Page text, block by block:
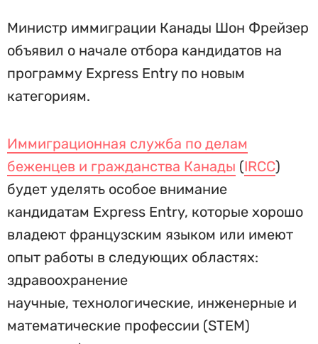
Министр иммиграции Канады Шон Фрейзер
объявил о начале отбора кандидатов на
программу Express Entry по новым
категориям.
Иммиграционная служба по делам
беженцев и гражданства Канады (IRCC)
будет уделять особое внимание
кандидатам Express Entry, которые хорошо
владеют французским языком или имеют
опыт работы в следующих областях:
здравоохранение
научные, технологические, инженерные и
математические профессии (STEM)